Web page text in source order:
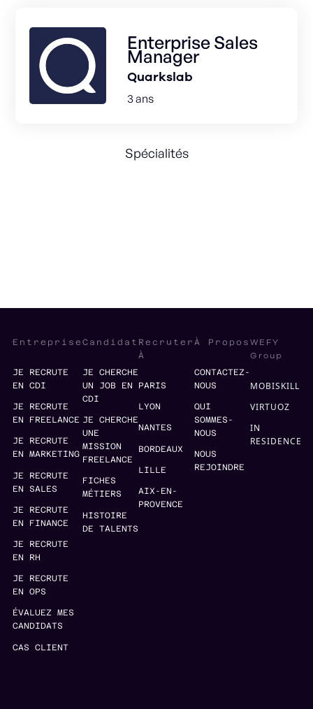
Enterprise Sales
Manager
Quarkslab
3 ans
Spécialités
Entreprise
JE RECRUTE
EN CDI
JE RECRUTE
EN FREELANCE
JE RECRUTE
EN MARKETING
JE RECRUTE
EN SALES
JE RECRUTE
EN FINANCE
JE RECRUTE
EN RH
JE RECRUTE
EN OPS
ÉVALUEZ MES
CANDIDATS
CAS CLIENT
Candidat
JE CHERCHE
UN JOB EN
CDI
JE CHERCHE
UNE
MISSION
FREELANCE
FICHES
MÉTIERS
HISTOIRE
DE TALENTS
Recruter
À
PARIS
LYON
NANTES
BORDEAUX
LILLE
AIX-EN-
PROVENCE
À Propos
CONTACTEZ-
NOUS
QUI
SOMMES-
NOUS
NOUS
REJOINDRE
WEFY
Group
MOBISKILL
VIRTUOZ
IN
RESIDENCE